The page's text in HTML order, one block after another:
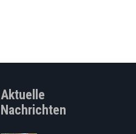
Aktuelle
Nachrichten